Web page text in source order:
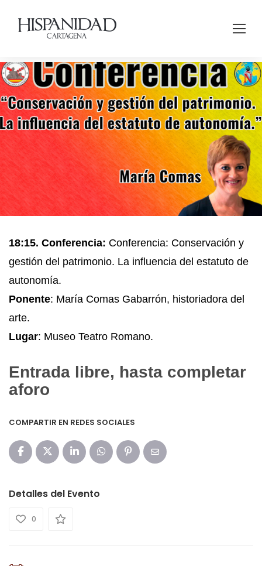
18:15. Conferencia: Conferencia: Conservación y
gestión del patrimonio. La influencia del estatuto de
autonomía.
Ponente: María Comas Gabarrón, historiadora del
arte.
Lugar: Museo Teatro Romano.
Entrada libre, hasta completar
aforo
COMPARTIR EN REDES SOCIALES
Detalles del Evento
0